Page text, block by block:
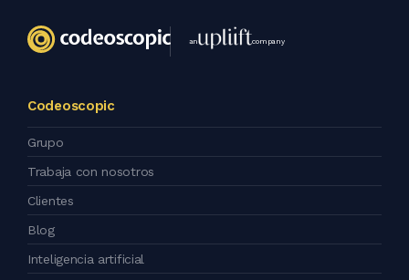
an company
Codeoscopic
Grupo
Trabaja con nosotros
Clientes
Blog
Inteligencia artificial